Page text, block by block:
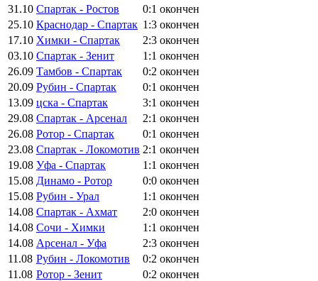
31.10 Спартак - Ростов 0:1 окончен
25.10 Краснодар - Спартак 1:3 окончен
17.10 Химки - Спартак 2:3 окончен
03.10 Спартак - Зенит 1:1 окончен
26.09 Тамбов - Спартак 0:2 окончен
20.09 Рубин - Спартак 0:1 окончен
13.09 цска - Спартак 3:1 окончен
29.08 Спартак - Арсенал 2:1 окончен
26.08 Ротор - Спартак 0:1 окончен
23.08 Спартак - Локомотив 2:1 окончен
19.08 Уфа - Спартак 1:1 окончен
15.08 Динамо - Ротор 0:0 окончен
15.08 Рубин - Урал 1:1 окончен
14.08 Спартак - Ахмат 2:0 окончен
14.08 Сочи - Химки 1:1 окончен
14.08 Арсенал - Уфа 2:3 окончен
11.08 Рубин - Локомотив 0:2 окончен
11.08 Ротор - Зенит 0:2 окончен